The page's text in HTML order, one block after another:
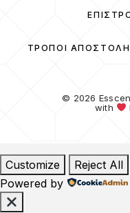
ΤΡΌΠΟΙ
© 2026
with
Customize Reject All
Powered by